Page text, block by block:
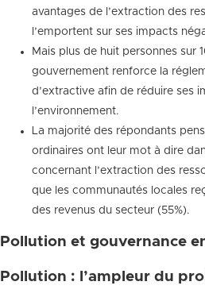
avantages de l’extraction des
l’emportent sur ses impacts
Mais plus de huit personnes sur
gouvernement renforce la
d’extractive afin de réduire ses
l’environnement.
La majorité des répondants
ordinaires ont leur mot à dire
concernant l’extraction des
que les communautés locales
des revenus du secteur (55%).
Pollution et gouvernance
Pollution : l’ampleur du